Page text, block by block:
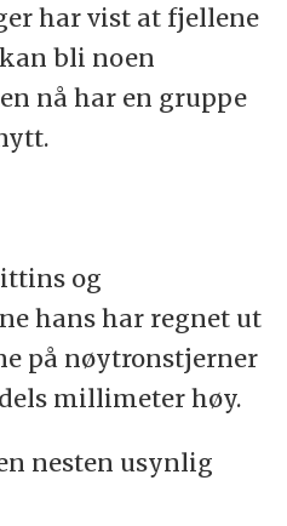
har vist at fjellene
bli noen
nå har en gruppe
og
hans har regnet ut
på nøytronstjerner
millimeter høy.
nesten usynlig